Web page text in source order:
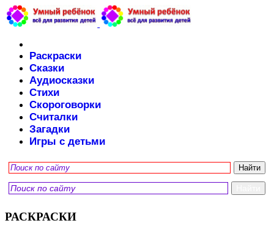
Раскраски
Сказки
Аудиосказки
Стихи
Скороговорки
Считалки
Загадки
Игры с детьми
РАСКРАСКИ